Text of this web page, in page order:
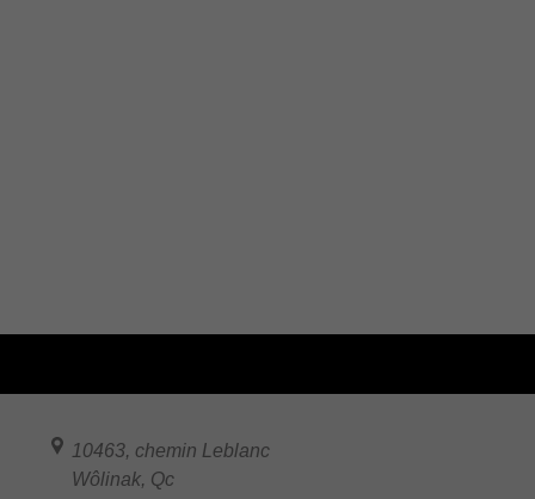
10463, chemin Leblanc
Wôlinak, Qc